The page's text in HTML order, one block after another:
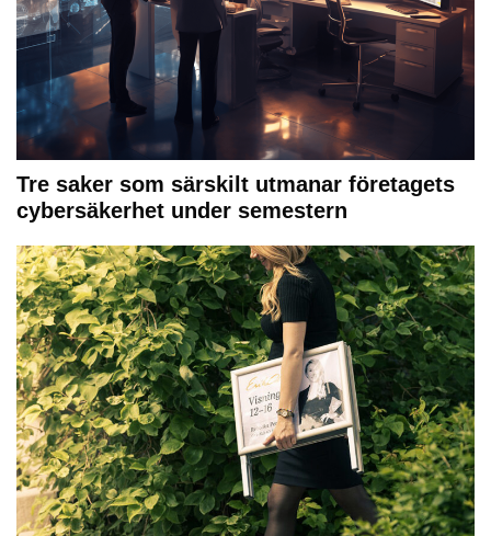
Tre saker som särskilt utmanar företagets
cybersäkerhet under semestern